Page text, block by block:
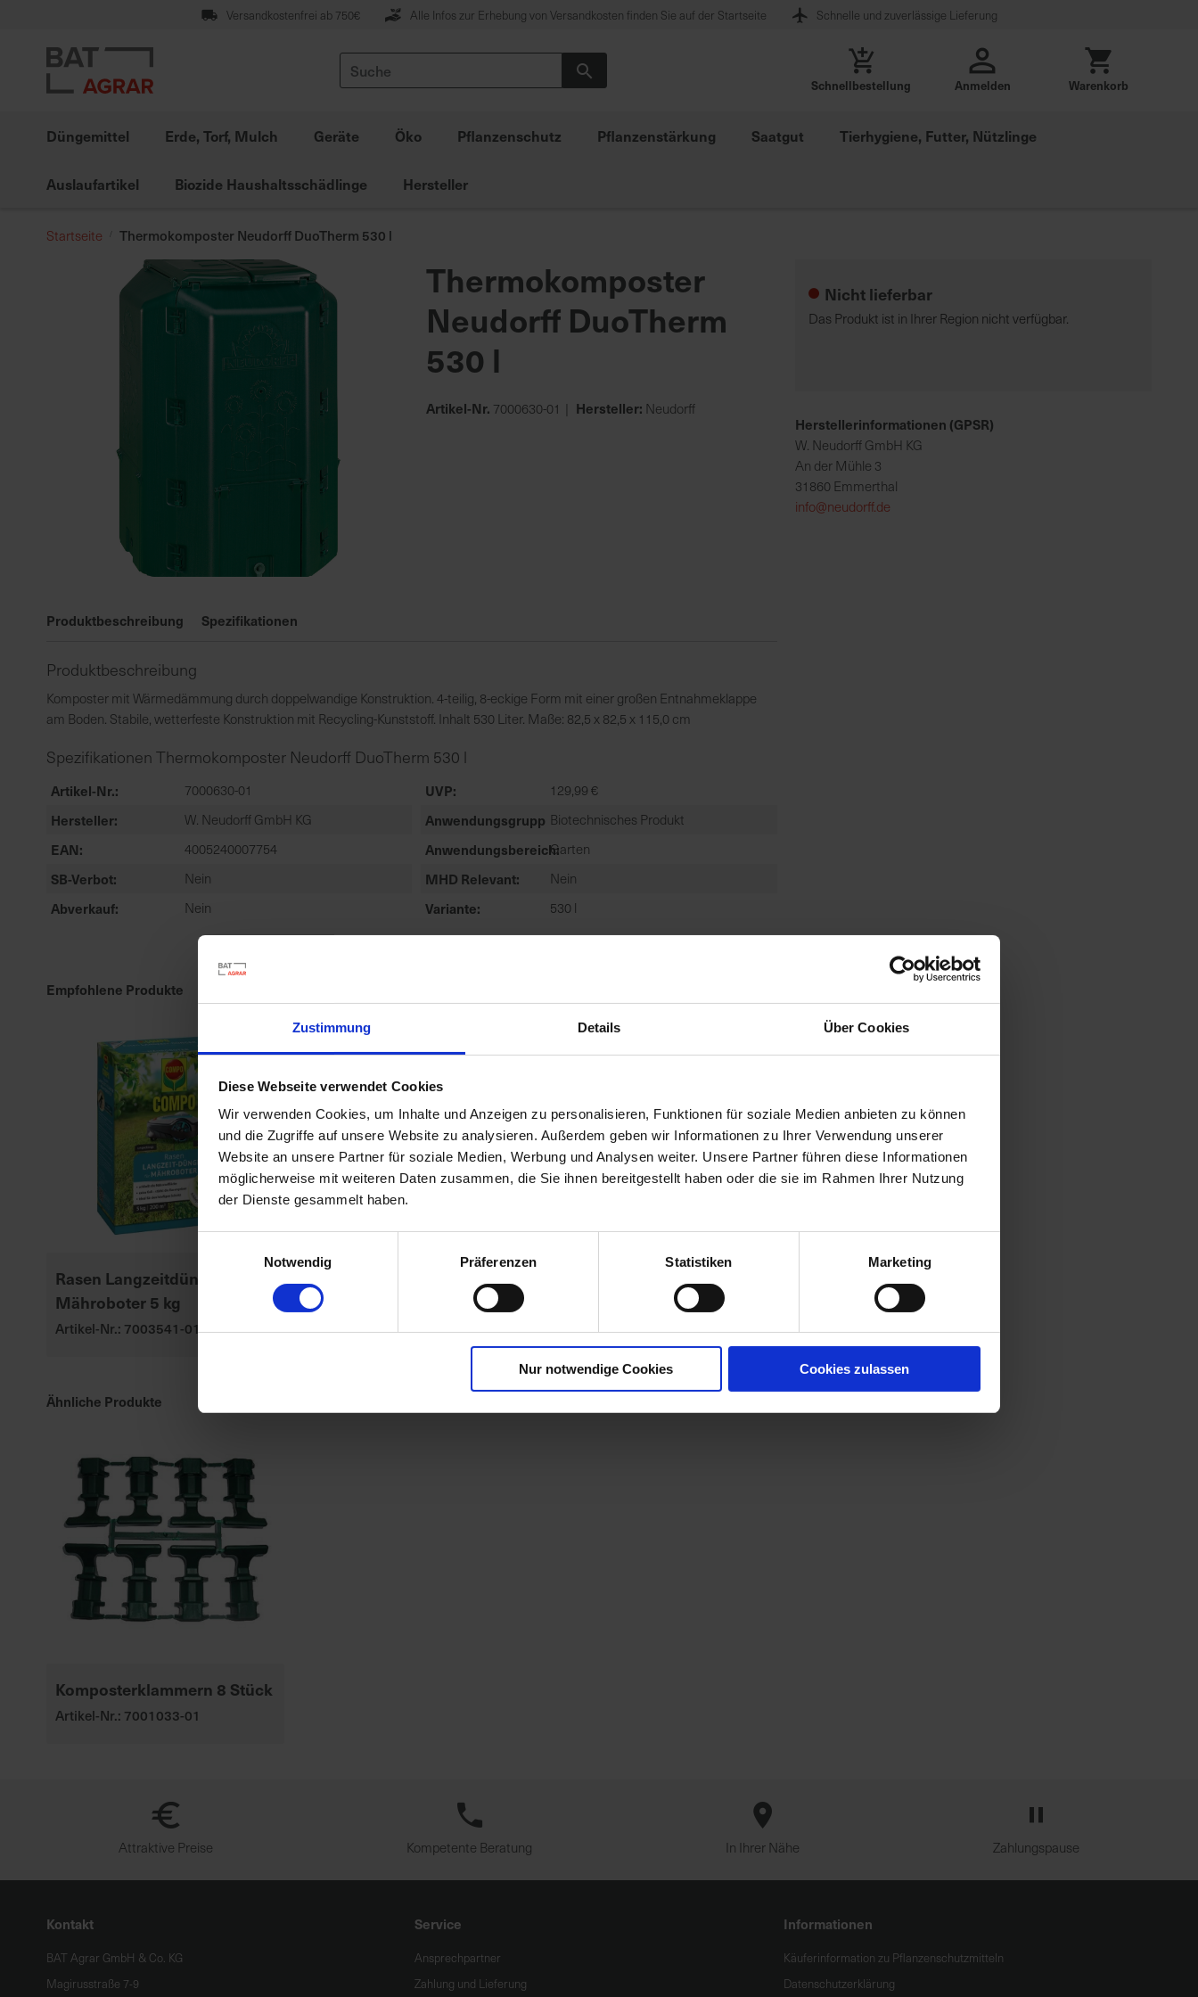
Zustimmung Details Über Cookies
Diese Webseite verwendet Cookies
Wir verwenden Cookies, um Inhalte und Anzeigen zu personalisieren, Funktionen für soziale Medien anbieten zu können
und die Zugriffe auf unsere Website zu analysieren. Außerdem geben wir Informationen zu Ihrer Verwendung unserer
Website an unsere Partner für soziale Medien, Werbung und Analysen weiter. Unsere Partner führen diese Informationen
möglicherweise mit weiteren Daten zusammen, die Sie ihnen bereitgestellt haben oder die sie im Rahmen Ihrer Nutzung
der Dienste gesammelt haben.
Notwendig
Präferenzen Statistiken Marketing
Nur notwendige Cookies Cookies zulassen
springen
Versandkostenfrei ab 750€ Alle Infos zur Erhebung von Versandkosten finden Sie auf der Startseite Schnelle und zuverlässige Lieferung
Suche
Schnellbestellung Anmelden Warenkorb
Düngemittel Erde, Torf, Mulch Geräte Öko Pflanzenschutz Pflanzenstärkung Saatgut Tierhygiene, Futter, Nützlinge
Auslaufartikel Biozide Haushaltsschädlinge Hersteller
Startseite Thermokomposter Neudorff DuoTherm 530 l
der
springen
Thermokomposter
Neudorff DuoTherm
530 l
Artikel-Nr. 7000630-01 Hersteller: Neudorff
Produktbeschreibung Spezifikationen
Produktbeschreibung
Komposter mit Wärmedämmung durch doppelwandige Konstruktion. 4-teilig, 8-eckige Form mit einer großen Entnahmeklappe
am Boden. Stabile, wetterfeste Konstruktion mit Recycling-Kunststoff. Inhalt 530 Liter. Maße: 82,5 x 82,5 x 115,0 cm
Spezifikationen Thermokomposter Neudorff DuoTherm 530 l
Artikel-Nr. 7000630-01 UVP 129,99 €
Hersteller W. Neudorff GmbH KG AnwendungsgruppeBiotechnisches Produkt
EAN 4005240007754 AnwendungsbereichGarten
SB-Verbot Nein MHD Relevant Nein
Abverkauf Nein Variante 530 l
Empfohlene Produkte
Rasen Langzeitdünger für
Mähroboter 5 kg
Artikel-Nr.: 7003541-01
Rasendünger
Artikel-Nr.: 7000790-06-cfg
Ähnliche Produkte
Komposterklammern 8 Stück
Artikel-Nr.: 7001033-01
Nicht lieferbar
Das Produkt ist in Ihrer Region nicht verfügbar.
Herstellerinformationen (GPSR)
W. Neudorff GmbH KG
An der Mühle 3
31860 Emmerthal
info@neudorff.de
Attraktive Preise Kompetente Beratung In Ihrer Nähe Zahlungspause
Kontakt
BAT Agrar GmbH & Co. KG
Magirusstraße 7-9
Service
Ansprechpartner
Zahlung und Lieferung
Informationen
Käuferinformation zu Pflanzenschutzmitteln
Datenschutzerklärung